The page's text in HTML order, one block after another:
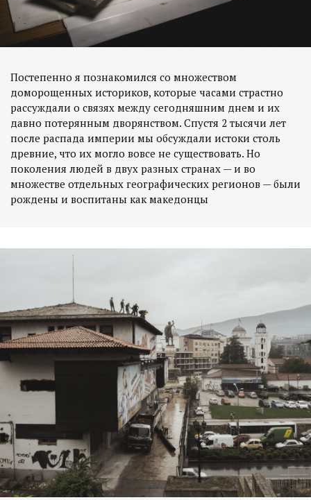
Постепенно я познакомился со множеством
доморощенных историков, которые часами страстно
рассуждали о связях между сегодняшним днем и их
давно потерянным дворянством. Спустя 2 тысячи лет
после распада империи мы обсуждали истоки столь
древние, что их могло вовсе не существовать. Но
поколения людей в двух разных странах — и во
множестве отдельных географических регионов — были
рождены и воспитаны как македонцы